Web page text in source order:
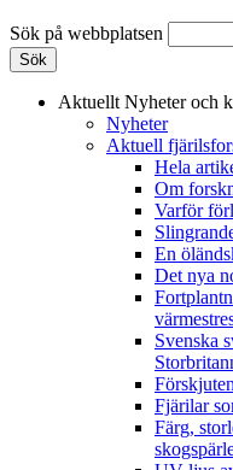
Sök på webbplatsen
Aktuellt Nyheter och
Nyheter
Aktuell
Hela
Om
Varför
En
Det nya
Svenska
Fjärilar
Färg,